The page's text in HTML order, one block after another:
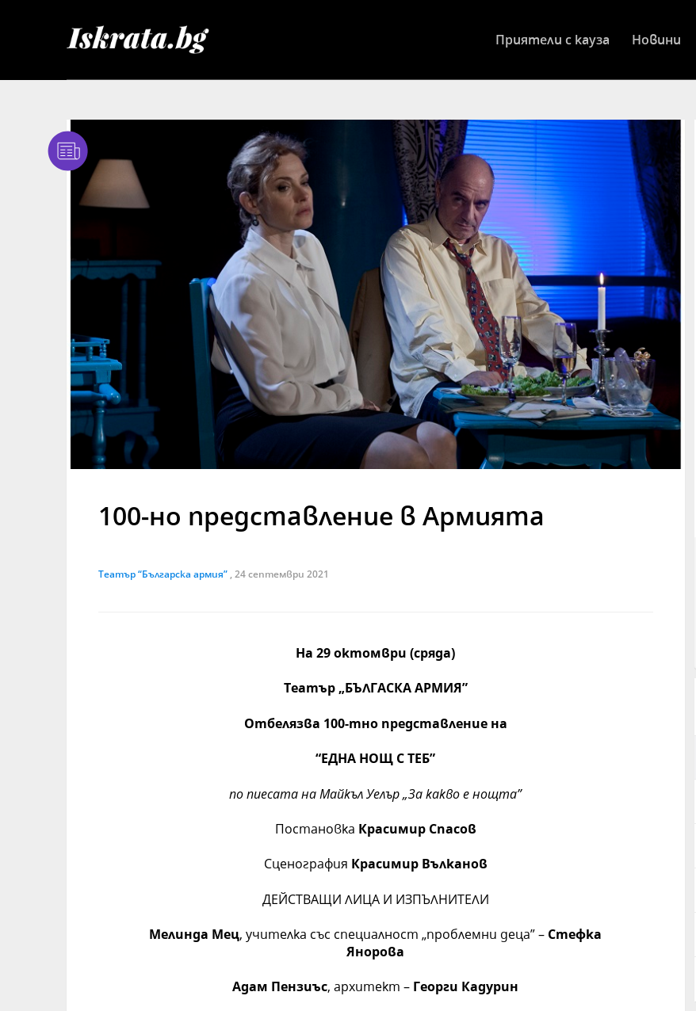
Приятели с кауза Новини
100-но представление в Армията
Театър “Българска армия” , 24 септември 2021
На 29 октомври (сряда)
Театър „БЪЛГАСКА АРМИЯ”
Отбелязва 100-тно представление на
“ЕДНА НОЩ С ТЕБ”
по пиесата на Майкъл Уелър „За какво е нощта”
Постановка Красимир Спасов
Сценография Красимир Вълканов
ДЕЙСТВАЩИ ЛИЦА И ИЗПЪЛНИТЕЛИ
Мелинда Мец, учителка със специалност „проблемни деца” – Стефка
Янорова
Адам Пензиъс, архитект – Георги Кадурин